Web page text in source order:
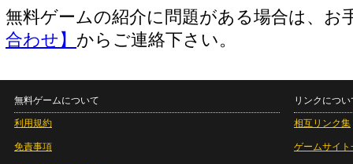
無料ゲームの紹介に問題がある場合は、お
合わせ】 からご連絡下さい。
無料ゲームについて
利用規約
免責事項
リンクについ
相互リンク集
ゲームサイト